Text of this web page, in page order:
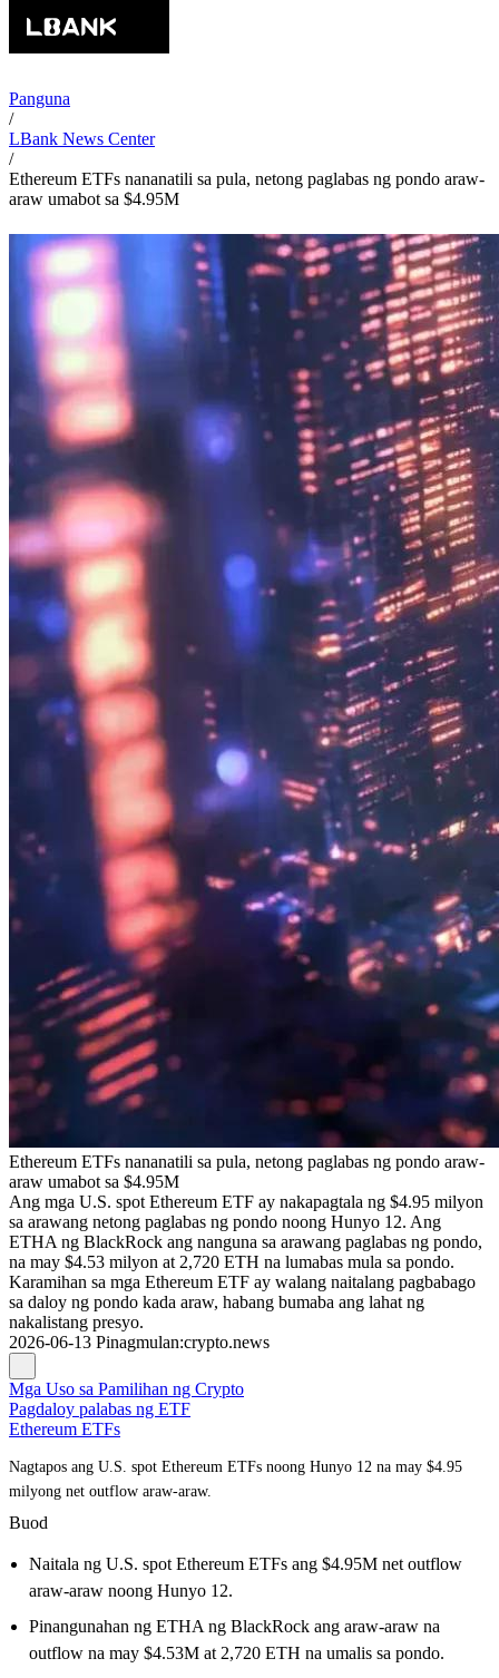
Panguna
/
LBank News Center
/
Ethereum ETFs nananatili sa pula, netong paglabas ng pondo araw-
araw umabot sa $4.95M
Ethereum ETFs nananatili sa pula, netong paglabas ng pondo araw-
araw umabot sa $4.95M
Ang mga U.S. spot Ethereum ETF ay nakapagtala ng $4.95 milyon
sa arawang netong paglabas ng pondo noong Hunyo 12. Ang
ETHA ng BlackRock ang nanguna sa arawang paglabas ng pondo,
na may $4.53 milyon at 2,720 ETH na lumabas mula sa pondo.
Karamihan sa mga Ethereum ETF ay walang naitalang pagbabago
sa daloy ng pondo kada araw, habang bumaba ang lahat ng
nakalistang presyo.
2026-06-13 Pinagmulan:crypto.news
Mga Uso sa Pamilihan ng Crypto
Pagdaloy palabas ng ETF
Ethereum ETFs
Nagtapos ang U.S. spot Ethereum ETFs noong Hunyo 12 na may $4.95
milyong net outflow araw-araw.
Buod
Naitala ng U.S. spot Ethereum ETFs ang $4.95M net outflow
araw-araw noong Hunyo 12.
Pinangunahan ng ETHA ng BlackRock ang araw-araw na
outflow na may $4.53M at 2,720 ETH na umalis sa pondo.